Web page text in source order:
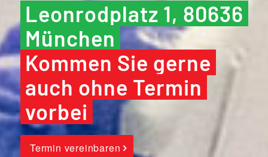
Leonrodplatz 1, 80636
München
Kommen Sie gerne
auch ohne Termin
vorbei
Termin vereinbaren